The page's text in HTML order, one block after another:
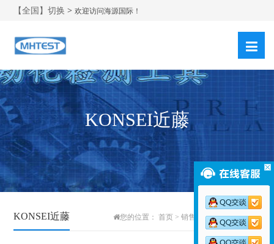
【全国】切换 >欢迎访问海源国际！
KONSEI近藤
KONSEI近藤 您的位置： 首页> 销售品牌>KONSEI近藤